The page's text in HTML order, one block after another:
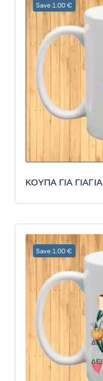
Save 1.00 €
ΚΟΥΠΑ ΓΙΑ ΓΙΑΓΙΑ
Save 1.00 €